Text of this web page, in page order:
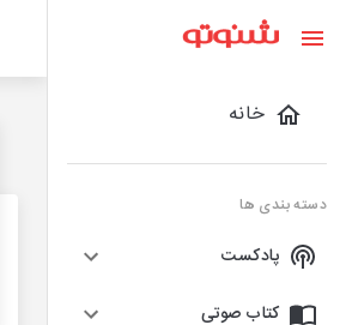
خانه
دسته بندی ها
پادکست
کتاب صوتی